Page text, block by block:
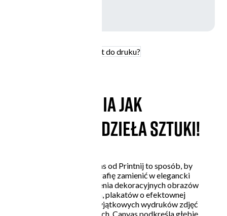
Jak przygotować projekt do druku?
Twoje zdjęcia jak
prawdziwe dzieła sztuki!
Wydruk na płótnie canvas od Printnij to sposób, by
każdą grafikę czy fotografię zamienić w elegancki
obraz. Idealny do tworzenia dekoracyjnych obrazów
oprawianych na blejtram, plakatów o efektownej
strukturze płótna czy wyjątkowych wydruków zdjęć
rodzinnych i artystycznych. Canvas podkreśla głębię